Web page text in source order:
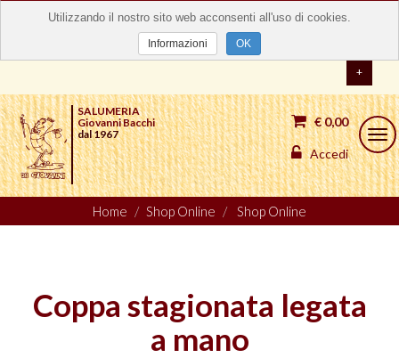
+
€ 0,00
Accedi
SALUMERIA
Giovanni Bacchi
dal 1967
Home Shop Online Shop Online
Coppa stagionata legata
a mano
Utilizzando il nostro sito web acconsenti all'uso di cookies.
Informazioni OK